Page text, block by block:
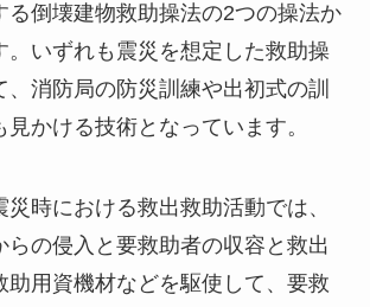
る倒壊建物救助操法の2つの操法か
。いずれも震災を想定した救助操
、消防局の防災訓練や出初式の訓
かける技術となっています。
時における救出救助活動では、
らの侵入と要救助者の収容と救出
助用資機材などを駆使して、要救